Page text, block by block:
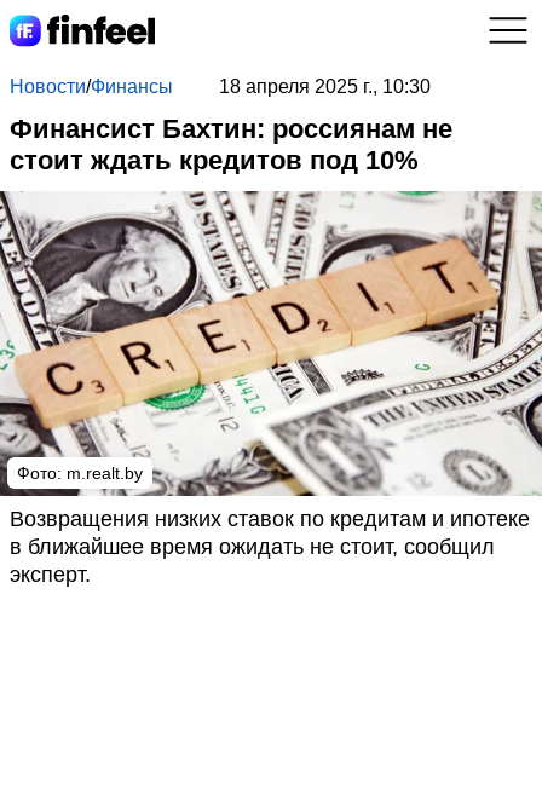
Новости/Финансы 18 апреля 2025 г., 10:30
Финансист Бахтин: россиянам не
стоит ждать кредитов под 10%
Фото: m.realt.by
Возвращения низких ставок по кредитам и ипотеке
в ближайшее время ожидать не стоит, сообщил
эксперт.